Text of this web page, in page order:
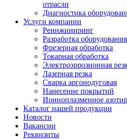
отрасли
Диагностика
Услуги компании
Реинжиниринг
Разработка оборудования
Фрезерная обработка
Токарная обработка
Электроэррозионная
Лазерная резка
Сварка аргонодуговая
Нанесение покрытий
Ионноплазменное
Каталог нашей продукции
Новости
Вакансии
Реквизиты